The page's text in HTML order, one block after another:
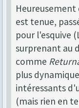
est tenue,
pour l'esquive
surprenant au
comme
plus
intéressants
(mais rien en